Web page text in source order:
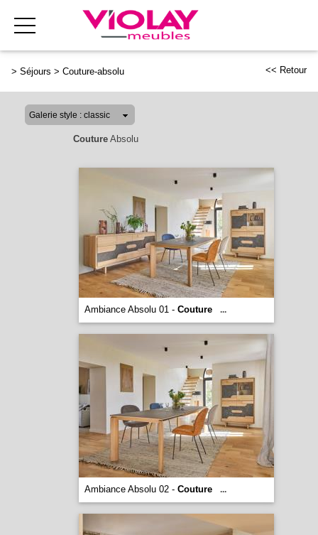
> Séjours > Couture-absolu << Retour
CoutureAbsolu
Ambiance Absolu 01 - Couture ...
Ambiance Absolu 02 - Couture ...